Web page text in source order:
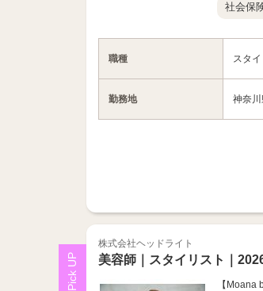
社会保
職種 スタイ
勤務地 神奈
株式会社ヘッドライト
美容師｜スタイリスト｜
【